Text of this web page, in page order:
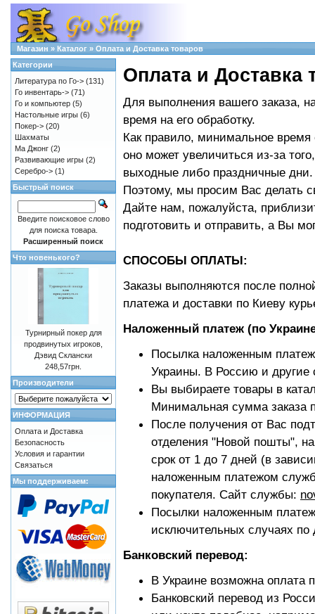
Магазин » Каталог » Оплата и Доставка товаров
Оплата и Доставка
Для выполнения вашего заказа,
время на его обработку.
Как правило, минимальное время
оно может увеличиться из-за
выходные либо праздничные дни.
Поэтому, мы просим Вас делать
Дайте нам, пожалуйста,
подготовить и отправить, а Вы
СПОСОБЫ ОПЛАТЫ:
Заказы выполняются после
платежа и доставки по Киеву
Наложенный платеж (по
Посылка наложенным
Украины. В Россию и другие
Вы выбираете товары в
Минимальная сумма заказа
После получения от Вас
отделения "Новой пошты",
срок от 1 до 7 дней (в
наложенным платежом
покупателя. Сайт службы:
Посылки наложенным
исключительных случаях по
Банковский перевод:
В Украине возможна оплата
Банковский перевод из
Категории
Литература по Го-> (131)
Го инвентарь-> (71)
Го и компьютер (5)
Настольные игры (6)
Покер-> (20)
Шахматы
Ма Джонг (2)
Развивающие игры (2)
Серебро-> (1)
Быстрый поиск
Введите поисковое слово
для поиска товара.
Расширенный поиск
Что новенького?
Турнирный покер для
продвинутых игроков,
Дэвид Склански
248,57грн.
Производители
ИНФОРМАЦИЯ
Оплата и Доставка
Безопасность
Условия и гарантии
Связаться
Мы поддерживаем: